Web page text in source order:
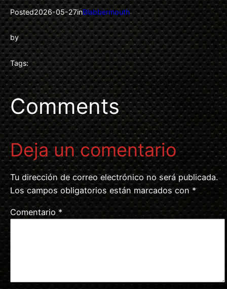
Posted2026-05-27inBlabbermouth
by
Tags:
Comments
Deja un comentario
Tu dirección de correo electrónico no será publicada.
Los campos obligatorios están marcados con*
Comentario *